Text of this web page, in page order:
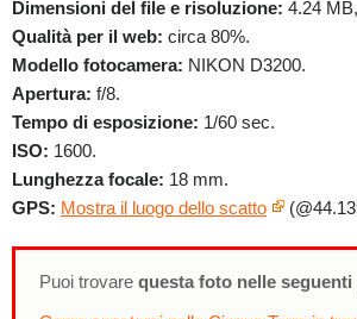
Dimensioni del file e risoluzione: 4.24
Qualità per il web: circa 80%.
Modello fotocamera: NIKON D3200.
Apertura: f/8.
Tempo di esposizione: 1/60 sec.
ISO: 1600.
Lunghezza focale: 18 mm.
GPS: Mostra il luogo dello scatto
Puoi trovare questa foto nelle seguenti